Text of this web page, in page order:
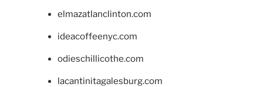
elmazatlanclinton.com
ideacoffeenyc.com
odieschillicothe.com
lacantinitagalesburg.com